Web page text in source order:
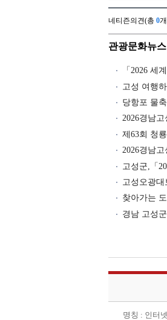
네티즌의견(총 0
관광문화뉴
「2026 세
고성 여행
당항포 물
2026경남
제63회 청
2026경남
고성군,「
고성오광
찾아가는
경남 고성
명칭 : 인터